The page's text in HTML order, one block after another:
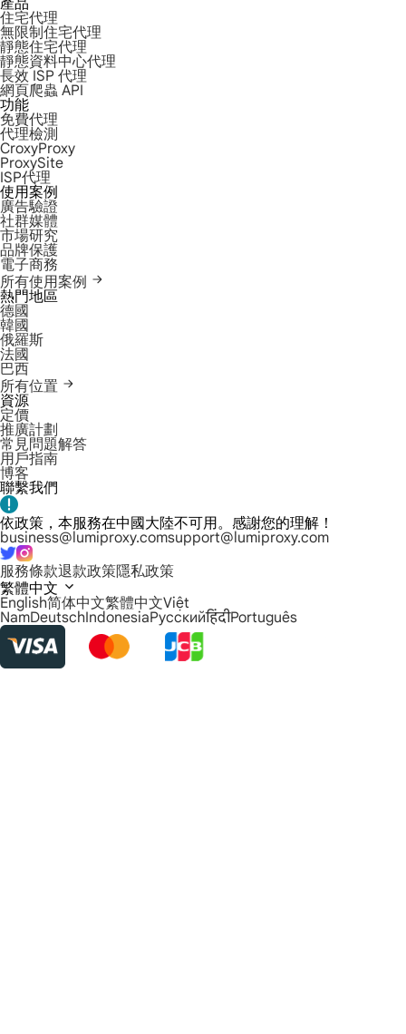
產品
住宅代理
無限制住宅代理
靜態住宅代理
靜態資料中心代理
長效 ISP 代理
網頁爬蟲 API
功能
免費代理
代理檢測
CroxyProxy
ProxySite
ISP代理
使用案例
廣告驗證
社群媒體
市場研究
品牌保護
電子商務
所有使用案例
熱門地區
德國
韓國
俄羅斯
法國
巴西
所有位置
資源
定價
推廣計劃
常見問題解答
用戶指南
博客
聯繫我們
依政策，本服務在中國大陸不可用。感謝您的理解！
business@lumiproxy.comsupport@lumiproxy.com
服務條款退款政策隱私政策
繁體中文
English简体中文繁體中文Việt
NamDeutschIndonesiaРусскийहिंदीPortuguês